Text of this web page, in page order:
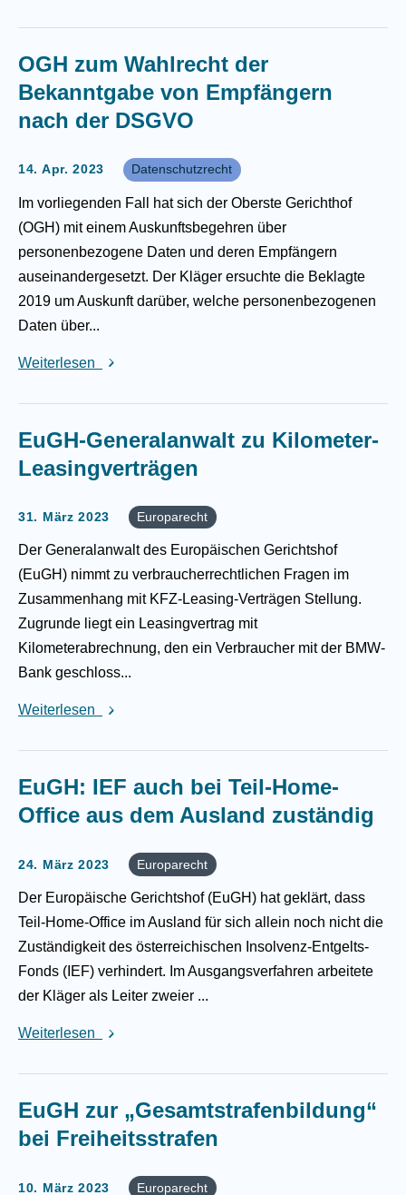
OGH zum Wahlrecht der
Bekanntgabe von Empfängern
nach der DSGVO
14. Apr. 2023 Datenschutzrecht
Im vorliegenden Fall hat sich der Oberste Gerichthof
(OGH) mit einem Auskunftsbegehren über
personenbezogene Daten und deren Empfängern
auseinandergesetzt. Der Kläger ersuchte die Beklagte
2019 um Auskunft darüber, welche personenbezogenen
Daten über...
Weiterlesen
EuGH-Generalanwalt zu Kilometer-
Leasingverträgen
31. März 2023 Europarecht
Der Generalanwalt des Europäischen Gerichtshof
(EuGH) nimmt zu verbraucherrechtlichen Fragen im
Zusammenhang mit KFZ-Leasing-Verträgen Stellung.
Zugrunde liegt ein Leasingvertrag mit
Kilometerabrechnung, den ein Verbraucher mit der BMW-
Bank geschloss...
Weiterlesen
EuGH: IEF auch bei Teil-Home-
Office aus dem Ausland zuständig
24. März 2023 Europarecht
Der Europäische Gerichtshof (EuGH) hat geklärt, dass
Teil-Home-Office im Ausland für sich allein noch nicht die
Zuständigkeit des österreichischen Insolvenz-Entgelts-
Fonds (IEF) verhindert. Im Ausgangsverfahren arbeitete
der Kläger als Leiter zweier ...
Weiterlesen
EuGH zur „Gesamtstrafenbildung“
bei Freiheitsstrafen
10. März 2023 Europarecht